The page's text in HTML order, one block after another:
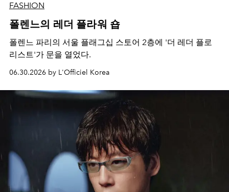
FASHION
폴렌느의 레더 플라워 숍
폴렌느 파리의 서울 플래그십 스토어 2층에 '더 레더 플로
리스트'가 문을 열었다.
06.30.2026 by L'Officiel Korea